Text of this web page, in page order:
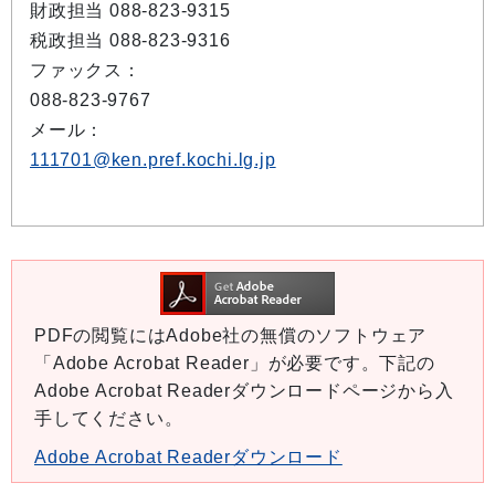
財政担当 088-823-9315
税政担当 088-823-9316
ファックス：
088-823-9767
メール：
111701@ken.pref.kochi.lg.jp
PDFの閲覧にはAdobe社の無償のソフトウェア
「Adobe Acrobat Reader」が必要です。下記の
Adobe Acrobat Readerダウンロードページから入
手してください。
Adobe Acrobat Readerダウンロード